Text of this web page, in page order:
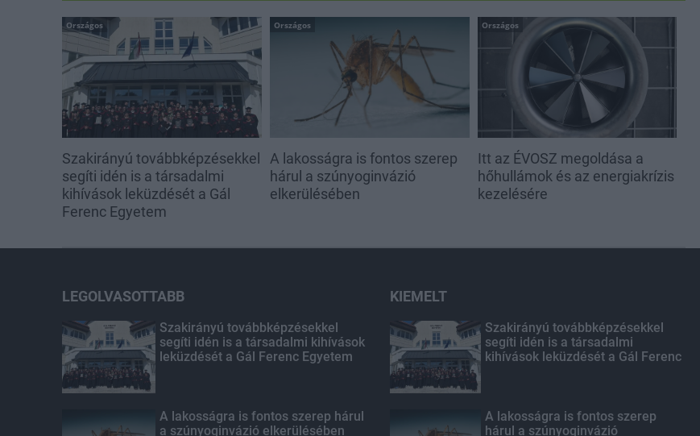
Országos
Szakirányú továbbképzésekkel
segíti idén is a társadalmi
kihívások leküzdését a Gál
Ferenc Egyetem
Országos
A lakosságra is fontos szerep
hárul a szúnyoginvázió
elkerülésében
Országos
Itt az ÉVOSZ megoldása a
hőhullámok és az energiakrízis
kezelésére
LEGOLVASOTTABB
Szakirányú továbbképzésekkel
segíti idén is a társadalmi kihívások
leküzdését a Gál Ferenc Egyetem
A lakosságra is fontos szerep hárul
a szúnyoginvázió elkerülésében
KIEMELT
Szakirányú továbbképzésekkel
segíti idén is a társadalmi
kihívások leküzdését a Gál Ferenc
A lakosságra is fontos szerep
hárul a szúnyoginvázió